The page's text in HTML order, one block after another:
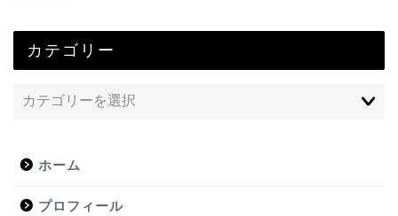
カテゴリー
ホーム
プロフィール